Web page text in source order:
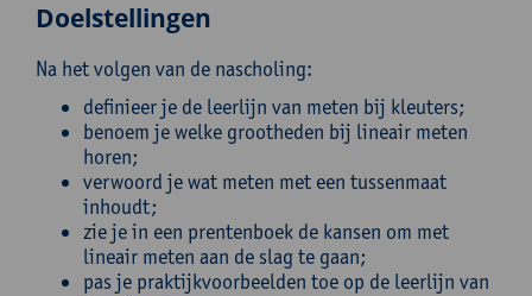
Doelstellingen
Na het volgen van de nascholing:
definieer je de leerlijn van meten bij kleuters;
benoem je welke grootheden bij lineair meten
horen;
verwoord je wat meten met een tussenmaat
inhoudt;
zie je in een prentenboek de kansen om met
lineair meten aan de slag te gaan;
pas je praktijkvoorbeelden toe op de leerlijn van